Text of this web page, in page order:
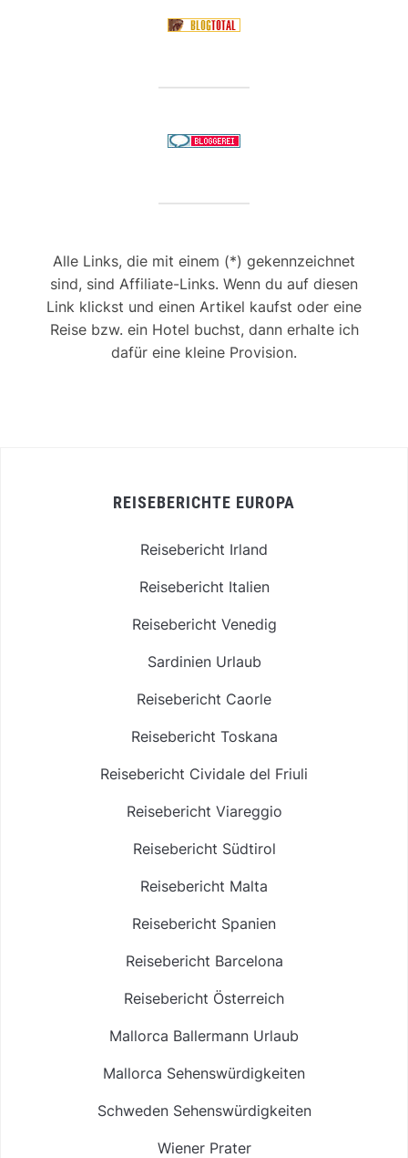
Alle Links, die mit einem (*) gekennzeichnet
sind, sind Affiliate-Links. Wenn du auf diesen
Link klickst und einen Artikel kaufst oder eine
Reise bzw. ein Hotel buchst, dann erhalte ich
dafür eine kleine Provision.
REISEBERICHTE EUROPA
Reisebericht Irland
Reisebericht Italien
Reisebericht Venedig
Sardinien Urlaub
Reisebericht Caorle
Reisebericht Toskana
Reisebericht Cividale del Friuli
Reisebericht Viareggio
Reisebericht Südtirol
Reisebericht Malta
Reisebericht Spanien
Reisebericht Barcelona
Reisebericht Österreich
Mallorca Ballermann Urlaub
Mallorca Sehenswürdigkeiten
Schweden Sehenswürdigkeiten
Wiener Prater